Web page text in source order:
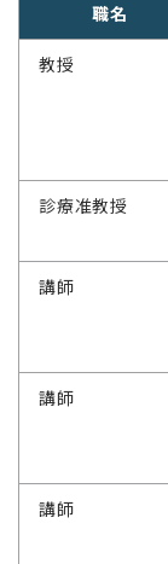
職名
教授
診療准教授
講師
講師
講師